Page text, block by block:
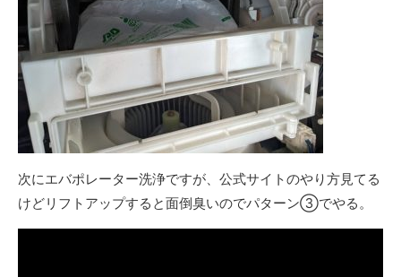
次にエバポレーター洗浄ですが、公式サイトのやり方見てる
けどリフトアップすると面倒臭いのでパターン③でやる。